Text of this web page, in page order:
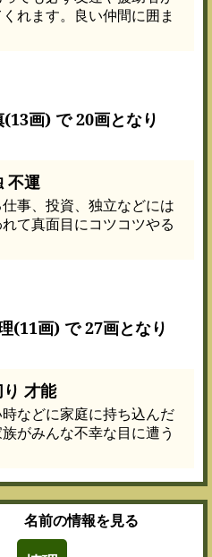
れます。良い仲間に囲ま
画) で 20画となり
不運
事、投資、独立などには
て真面目にコツコツやる
(11画) で 27画となり
才能
などに家庭に持ち込んだ
がみんな不幸な目に遭う
名前の情報を見る